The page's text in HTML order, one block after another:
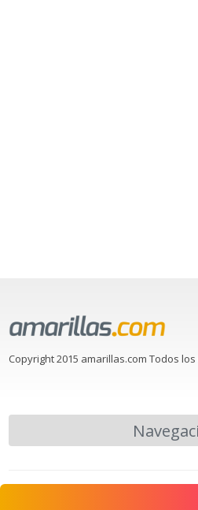
Copyright 2015 amarillas.com Todos